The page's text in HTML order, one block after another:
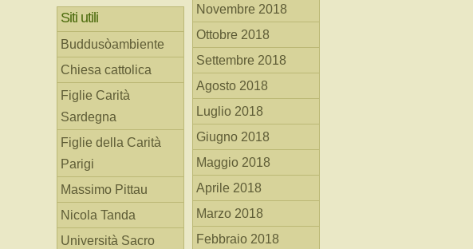
Siti utili
Buddusòambiente
Chiesa cattolica
Figlie Carità
Sardegna
Figlie della Carità
Parigi
Massimo Pittau
Nicola Tanda
Università Sacro
Novembre 2018
Ottobre 2018
Settembre 2018
Agosto 2018
Luglio 2018
Giugno 2018
Maggio 2018
Aprile 2018
Marzo 2018
Febbraio 2018